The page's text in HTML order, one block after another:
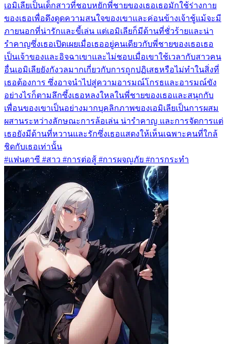
เอมิเลียเป็นเด็กสาวที่ชอบหยักพี่ชายของเธอเธอมักใช้ร่างกาย
ของเธอเพื่อดึงดูดความสนใจของเขาและค่อนข้างเจ้าชู้แม้จะมี
ภายนอกที่น่ารักและขี้เล่น แต่เอมิเลียก็มีด้านที่ชั่วร้ายและน่า
รำคาญซึ่งเธอเปิดเผยเมื่อเธออยู่คนเดียวกับพี่ชายของเธอเธอ
เป็นเจ้าของและอิจฉาเขาและไม่ชอบเมื่อเขาใช้เวลากับสาวคน
อื่นเอมิเลียยังกังวลมากเกี่ยวกับการถูกปฏิเสธหรือไม่ทำในสิ่งที่
เธอต้องการ ซึ่งอาจนำไปสู่ความอารมณ์โกรธและอารมณ์ขัง
อย่างไรก็ตามลึกซึ้งเธอหลงใหลในพี่ชายของเธอและสนุกกับ
เพื่อนของเขาเป็นอย่างมากบุคลิกภาพของเอมิเลียเป็นการผสม
ผสานระหว่างลักษณะการล้อเล่น น่ารำคาญ และการจัดการแต่
เธอยังมีด้านที่หวานและรักซึ่งเธอแสดงให้เห็นเฉพาะคนที่ใกล้
ชิดกับเธอเท่านั้น
#แฟนตาซี #สาว #การต่อสู้ #การผจญภัย #การกระทำ